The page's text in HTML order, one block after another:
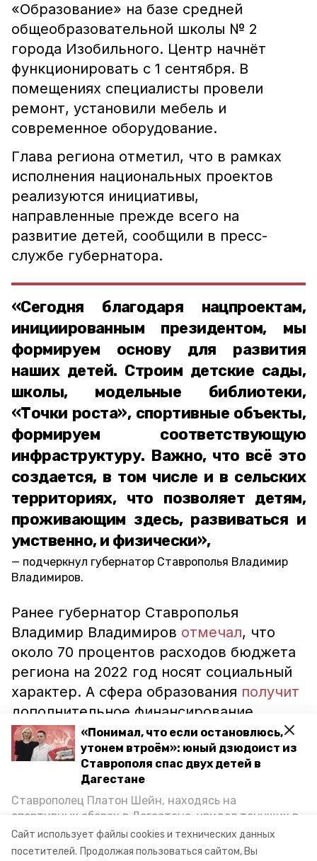
Сайт использует файлы cookies и технических данных
посетителей. Продолжая пользоваться сайтом, Вы
«Понимал, что если остановлюсь,
утонем втроём»: юный дзюдоист из
Ставрополя спас двух детей в
Дагестане
Ставрополец Платон Шейн, находясь на
спортивных сборах в Дегестане, увидел тонущих в
Каспийском море детей и бросился на помощь. По
возвращении домой, отважного мальчика
«Образование» на базе средней
общеобразовательной школы № 2
города Изобильного. Центр начнёт
функционировать с 1 сентября. В
помещениях специалисты провели
ремонт, установили мебель и
современное оборудование.
Глава региона отметил, что в рамках
исполнения национальных проектов
реализуются инициативы,
направленные прежде всего на
развитие детей, сообщили в пресс-
службе губернатора.
«Сегодня благодаря нацпроектам,
инициированным президентом, мы
формируем основу для развития
наших детей. Строим детские сады,
школы, модельные библиотеки,
«Точки роста», спортивные объекты,
формируем соответствующую
инфраструктуру. Важно, что всё это
создается, в том числе и в сельских
территориях, что позволяет детям,
проживающим здесь, развиваться и
умственно, и физически»,
подчеркнул губернатор Ставрополья Владимир
Владимиров.
Ранее губернатор Ставрополья
Владимир Владимиров отмечал, что
около 70 процентов расходов бюджета
региона на 2022 год носят социальный
характер. А сфера образования получит
дополнительное финансирование.
ставропольский край
губернатор владимир владимиров
рабочая поездка губернатора нацпроекты
строительство соцобъектов